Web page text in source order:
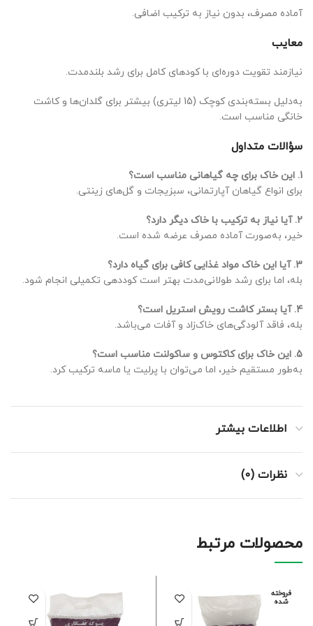
آماده مصرف، بدون نیاز به ترکیب اضافی.
معایب
نیازمند تقویت دوره‌ای با کودهای کامل برای رشد بلندمدت.
به‌دلیل بسته‌بندی کوچک (15 لیتری) بیشتر برای گلدان‌ها و کاشت
خانگی مناسب است.
سؤالات متداول
1. این خاک برای چه گیاهانی مناسب است؟
برای انواع گیاهان آپارتمانی، سبزیجات و گل‌های زینتی.
2. آیا نیاز به ترکیب با خاک دیگر دارد؟
خیر، به‌صورت آماده مصرف عرضه شده است.
3. آیا این خاک مواد غذایی کافی برای گیاه دارد؟
بله، اما برای رشد طولانی‌مدت بهتر است کوددهی تکمیلی انجام شود.
4. آیا بستر کاشت رویش استریل است؟
بله، فاقد آلودگی‌های خاک‌زاد و آفات می‌باشد.
5. این خاک برای کاکتوس و ساکولنت مناسب است؟
به‌طور مستقیم خیر، اما می‌توان با پرلیت یا ماسه ترکیب کرد.
اطلاعات بیشتر
نظرات (0)
محصولات مرتبط
فروخته
شده